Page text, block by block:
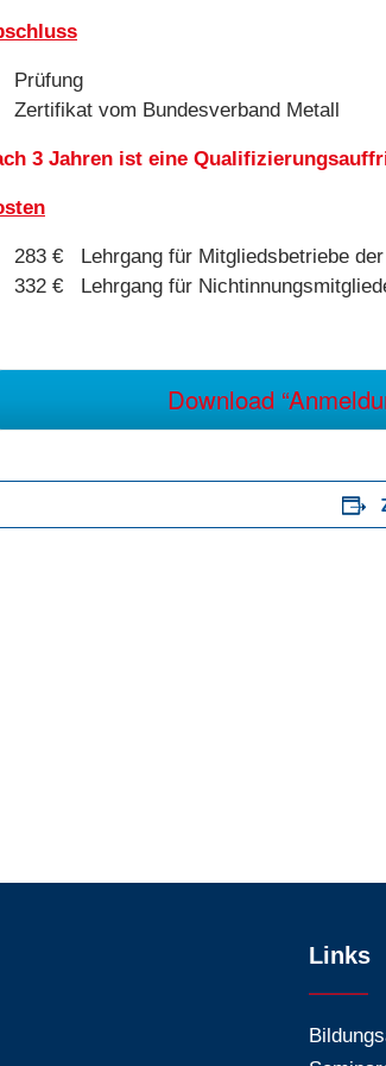
Prüfung
Zertifikat vom Bundesverband Metall
3 Jahren ist eine
283 € Lehrgang für Mitgliedsbetriebe
332 € Lehrgang für
Download
Links